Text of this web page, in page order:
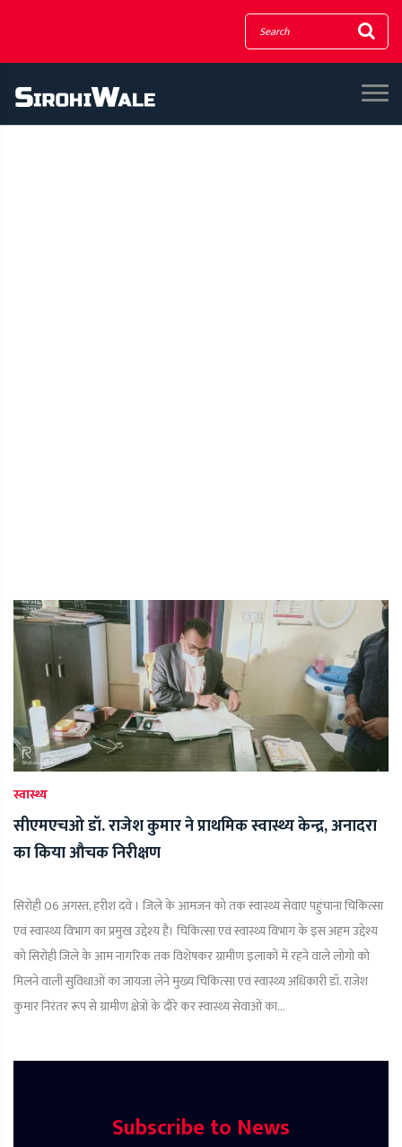
स्वास्थ्य
सीएमएचओ डॉ. राजेश कुमार ने प्राथमिक स्वास्थ्य केन्द्र, अनादरा
का किया औचक निरीक्षण
सिरोही 06 अगस्त, हरीश दवे । जिले के आमजन को तक स्वास्थ्य सेवाए पहुंचाना चिकित्सा
एवं स्वास्थ्य विभाग का प्रमुख उद्देश्य है। चिकित्सा एवं स्वास्थ्य विभाग के इस अहम उद्देश्य
को सिरोही जिले के आम नागरिक तक विशेषकर ग्रामीण इलाकों में रहने वाले लोगो को
मिलने वाली सुविधाओं का जायजा लेने मुख्य चिकित्सा एवं स्वास्थ्य अधिकारी डॉ. राजेश
कुमार निरंतर रूप से ग्रामीण क्षेत्रों के दौरे कर स्वास्थ्य सेवाओं का...
Subscribe to News